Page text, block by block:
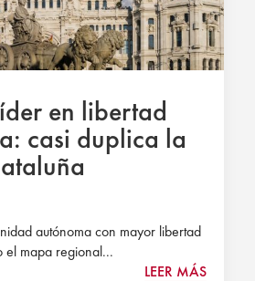
en libertad
casi duplica la
autónoma con mayor libertad
el mapa regional...
LEER MÁS